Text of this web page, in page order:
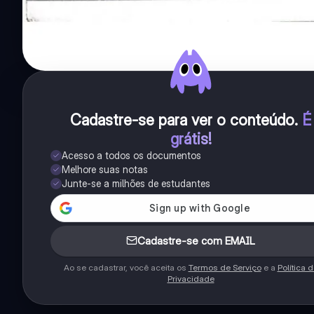
Cadastre-se para ver o conteúdo. É
grátis!
Acesso a todos os documentos
Melhore suas notas
Junte-se a milhões de estudantes
Cadastre-se com EMAIL
Ao se cadastrar, você aceita os Termos de Serviçoe a Política
Privacidade